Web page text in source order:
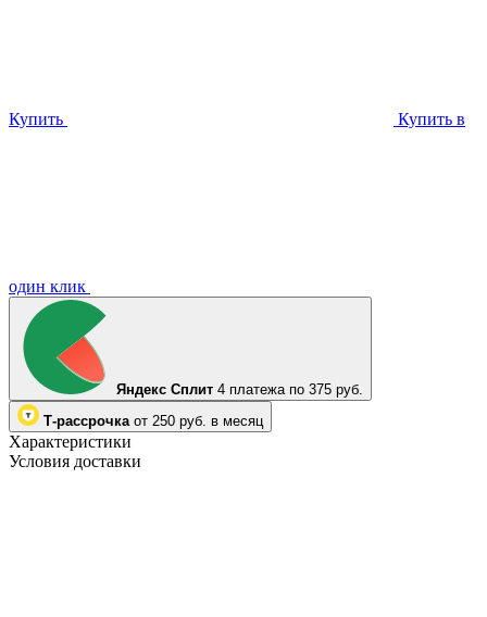
Купить Купить в
один клик
Яндекс Сплит 4 платежа по 375 руб.
Т-рассрочка от 250 руб. в месяц
Характеристики
Условия доставки